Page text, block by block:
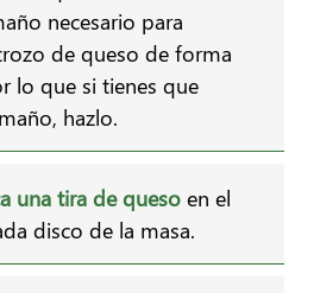
necesario para
de queso de forma
lo que si tienes que
hazlo.
una tira de queso en el
disco de la masa.